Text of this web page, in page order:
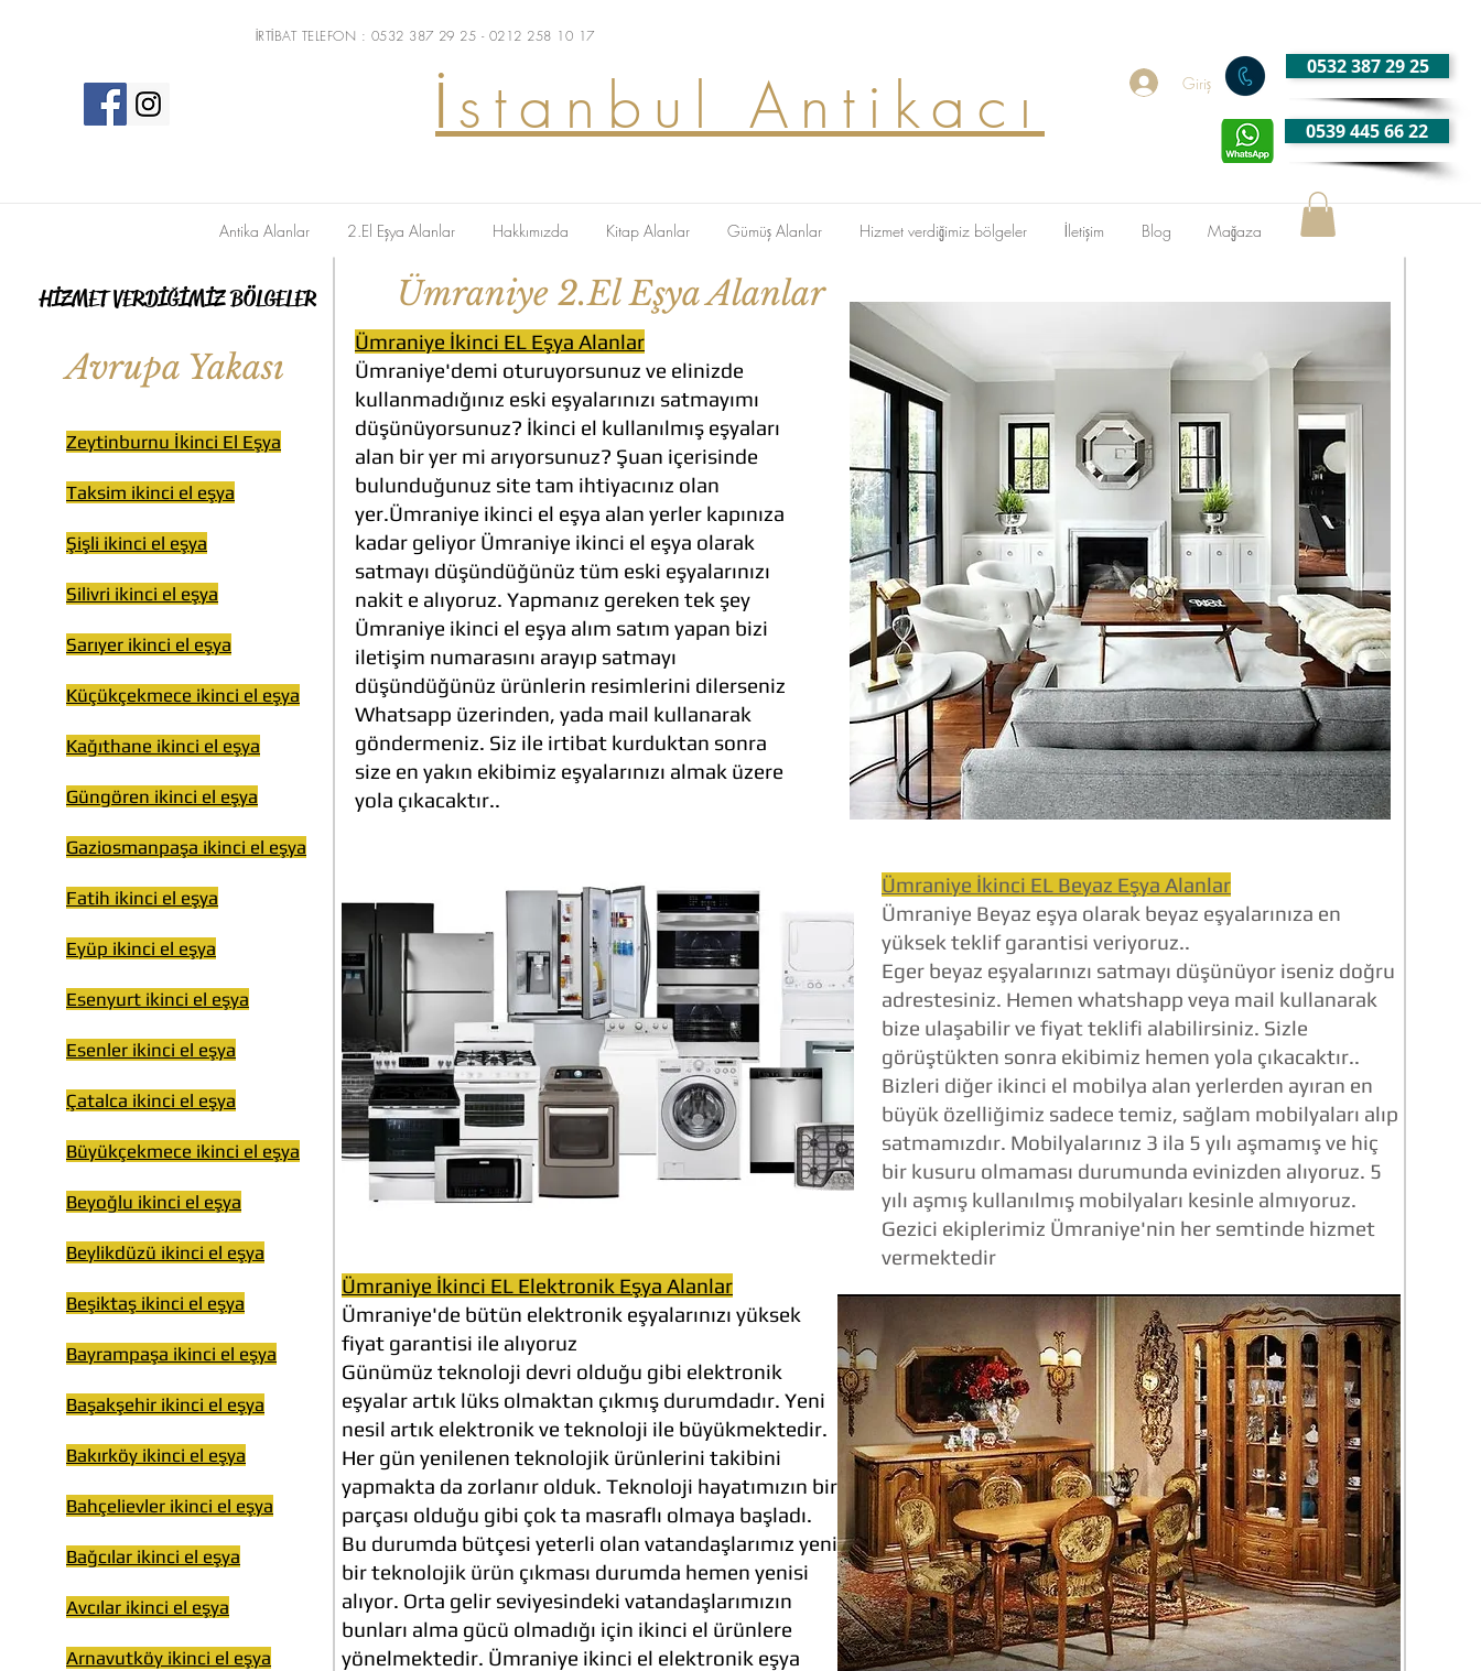
İRTİBAT TELEFON : 0532 387 29 25 - 0212 258 10 17
İstanbul Antikacı Giriş
0532 387 29 25
0539 445 66 22
Antika Alanlar 2.El Eşya Alanlar Hakkımızda Kitap Alanlar Gümüş Alanlar Hizmet verdiğimiz bölgeler İletişim Blog Mağaza
Ümraniye 2.El Eşya Alanlar
Ümraniye İkinci EL Eşya Alanlar
Ümraniye'demi oturuyorsunuz ve elinizde
kullanmadığınız eski eşyalarınızı satmayımı
düşünüyorsunuz? İkinci el kullanılmış eşyaları
alan bir yer mi arıyorsunuz? Şuan içerisinde
bulunduğunuz site tam ihtiyacınız olan
yer.Ümraniye ikinci el eşya alan yerler kapınıza
kadar geliyor Ümraniye ikinci el eşya olarak
satmayı düşündüğünüz tüm eski eşyalarınızı
nakit e alıyoruz. Yapmanız gereken tek şey
Ümraniye ikinci el eşya alım satım yapan bizi
iletişim numarasını arayıp satmayı
düşündüğünüz ürünlerin resimlerini dilerseniz
Whatsapp üzerinden, yada mail kullanarak
göndermeniz. Siz ile irtibat kurduktan sonra
size en yakın ekibimiz eşyalarınızı almak üzere
yola çıkacaktır..
Ümraniye İkinci EL Beyaz Eşya Alanlar
Ümraniye Beyaz eşya olarak beyaz eşyalarınıza en
yüksek teklif garantisi veriyoruz..
Eger beyaz eşyalarınızı satmayı düşünüyor iseniz doğru
adrestesiniz. Hemen whatshapp veya mail kullanarak
bize ulaşabilir ve fiyat teklifi alabilirsiniz. Sizle
görüştükten sonra ekibimiz hemen yola çıkacaktır..
Bizleri diğer ikinci el mobilya alan yerlerden ayıran en
büyük özelliğimiz sadece temiz, sağlam mobilyaları alıp
satmamızdır. Mobilyalarınız 3 ila 5 yılı aşmamış ve hiç
bir kusuru olmaması durumunda evinizden alıyoruz. 5
yılı aşmış kullanılmış mobilyaları kesinle almıyoruz.
Gezici ekiplerimiz Ümraniye'nin her semtinde hizmet
vermektedir
Ümraniye İkinci EL Elektronik Eşya Alanlar
Ümraniye'de bütün elektronik eşyalarınızı yüksek
fiyat garantisi ile alıyoruz
Günümüz teknoloji devri olduğu gibi elektronik
eşyalar artık lüks olmaktan çıkmış durumdadır. Yeni
nesil artık elektronik ve teknoloji ile büyükmektedir.
Her gün yenilenen teknolojik ürünlerini takibini
yapmakta da zorlanır olduk. Teknoloji hayatımızın bir
parçası olduğu gibi çok ta masraflı olmaya başladı.
Bu durumda bütçesi yeterli olan vatandaşlarımız yeni
bir teknolojik ürün çıkması durumda hemen yenisi
alıyor. Orta gelir seviyesindeki vatandaşlarımızın
bunları alma gücü olmadığı için ikinci el ürünlere
yönelmektedir. Ümraniye ikinci el elektronik eşya
HİZMET VERDİĞİMİZ BÖLGELER
Avrupa Yakası
Zeytinburnu İkinci El Eşya
Taksim ikinci el eşya
Şişli ikinci el eşya
Silivri ikinci el eşya
Sarıyer ikinci el eşya
Küçükçekmece ikinci el eşya
Kağıthane ikinci el eşya
Güngören ikinci el eşya
Gaziosmanpaşa ikinci el eşya
Fatih ikinci el eşya
Eyüp ikinci el eşya
Esenyurt ikinci el eşya
Esenler ikinci el eşya
Çatalca ikinci el eşya
Büyükçekmece ikinci el eşya
Beyoğlu ikinci el eşya
Beylikdüzü ikinci el eşya
Beşiktaş ikinci el eşya
Bayrampaşa ikinci el eşya
Başakşehir ikinci el eşya
Bakırköy ikinci el eşya
Bahçelievler ikinci el eşya
Bağcılar ikinci el eşya
Avcılar ikinci el eşya
Arnavutköy ikinci el eşya